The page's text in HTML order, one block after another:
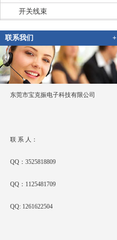
开关线束
联系我们 +
东莞市宝克振电子科技有限公司
联 系 人：
QQ：3525818809
QQ：1125481709
QQ: 1261622504